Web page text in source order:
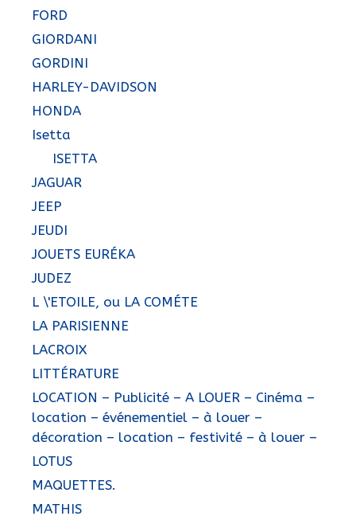
FORD
GIORDANI
GORDINI
HARLEY-DAVIDSON
HONDA
Isetta
ISETTA
JAGUAR
JEEP
JEUDI
JOUETS EURÉKA
JUDEZ
L \'ETOILE, ou LA COMÉTE
LA PARISIENNE
LACROIX
LITTÉRATURE
LOCATION – Publicité – A LOUER – Cinéma –
location – événementiel – à louer –
décoration – location – festivité – à louer –
LOTUS
MAQUETTES.
MATHIS